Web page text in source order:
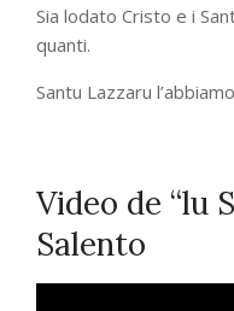
Sia lodato Cristo e i
quanti.
Santu Lazzaru
Video de “lu
Salento